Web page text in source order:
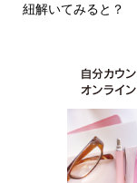
紐解いてみると？